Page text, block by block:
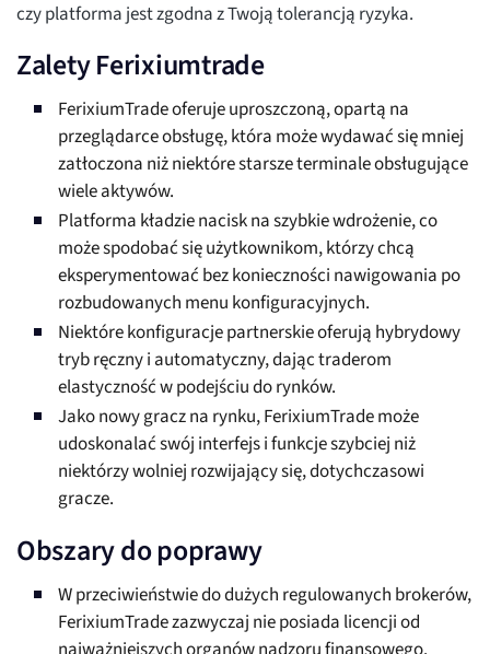
czy platforma jest zgodna z Twoją tolerancją ryzyka.
Zalety Ferixiumtrade
FerixiumTrade oferuje uproszczoną, opartą na
przeglądarce obsługę, która może wydawać się mniej
zatłoczona niż niektóre starsze terminale obsługujące
wiele aktywów.
Platforma kładzie nacisk na szybkie wdrożenie, co
może spodobać się użytkownikom, którzy chcą
eksperymentować bez konieczności nawigowania po
rozbudowanych menu konfiguracyjnych.
Niektóre konfiguracje partnerskie oferują hybrydowy
tryb ręczny i automatyczny, dając traderom
elastyczność w podejściu do rynków.
Jako nowy gracz na rynku, FerixiumTrade może
udoskonalać swój interfejs i funkcje szybciej niż
niektórzy wolniej rozwijający się, dotychczasowi
gracze.
Obszary do poprawy
W przeciwieństwie do dużych regulowanych brokerów,
FerixiumTrade zazwyczaj nie posiada licencji od